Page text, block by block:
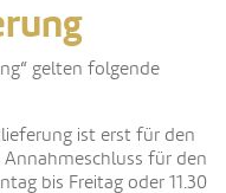
gelten folgende
ist erst für den
für den
bis Freitag oder 11.30